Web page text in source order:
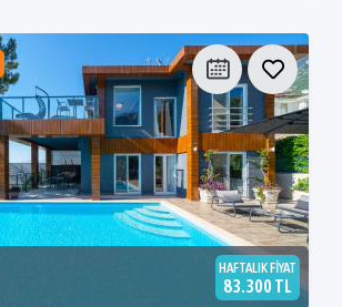
HAFTALIK FİYAT
83.300 TL